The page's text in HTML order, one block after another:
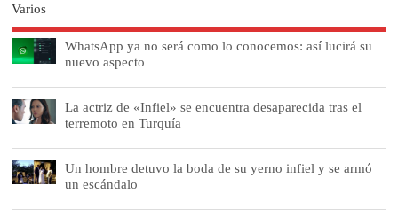
Varios
WhatsApp ya no será como lo conocemos: así lucirá su
nuevo aspecto
La actriz de «Infiel» se encuentra desaparecida tras el
terremoto en Turquía
Un hombre detuvo la boda de su yerno infiel y se armó
un escándalo